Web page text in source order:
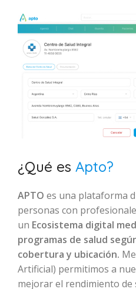
¿Qué es Apto?
APTO es una plataforma
personas con
un Ecosistema digital
programas de salud
cobertura y ubicación.
Artificial) permitimos a
mejorar el rendimiento de